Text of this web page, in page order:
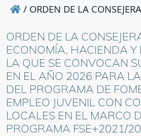
/ ORDEN DE LA
ORDEN DE LA
ECONOMÍA, HACIENDA Y
LA QUE SE CONVOCAN
EN EL AÑO 2026 PARA
DEL PROGRAMA DE
EMPLEO JUVENIL CON
LOCALES EN EL MARCO
PROGRAMA FSE+2021/